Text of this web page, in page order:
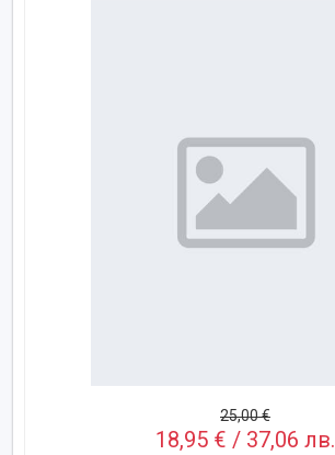
25,00 €
18,95 € / 37,06 лв.